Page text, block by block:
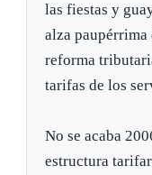
las fiestas y
alza
reforma
tarifas de los
No se acaba
estructura